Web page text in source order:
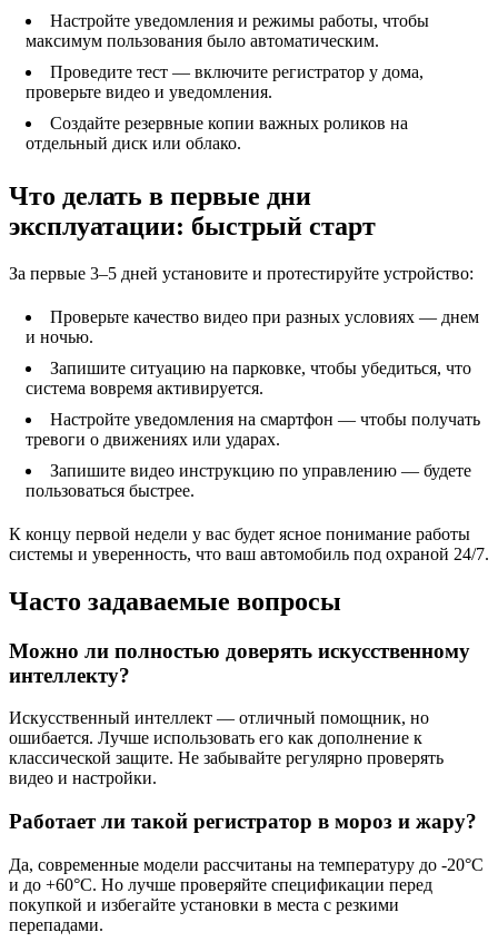
Настройте уведомления и режимы работы, чтобы
максимум пользования было автоматическим.
Проведите тест — включите регистратор у дома,
проверьте видео и уведомления.
Создайте резервные копии важных роликов на
отдельный диск или облако.
Что делать в первые дни
эксплуатации: быстрый старт
За первые 3–5 дней установите и протестируйте устройство:
Проверьте качество видео при разных условиях — днем
и ночью.
Запишите ситуацию на парковке, чтобы убедиться, что
система вовремя активируется.
Настройте уведомления на смартфон — чтобы получать
тревоги о движениях или ударах.
Запишите видео инструкцию по управлению — будете
пользоваться быстрее.
К концу первой недели у вас будет ясное понимание работы
системы и уверенность, что ваш автомобиль под охраной 24/7.
Часто задаваемые вопросы
Можно ли полностью доверять искусственному
интеллекту?
Искусственный интеллект — отличный помощник, но
ошибается. Лучше использовать его как дополнение к
классической защите. Не забывайте регулярно проверять
видео и настройки.
Работает ли такой регистратор в мороз и жару?
Да, современные модели рассчитаны на температуру до ‑20°C
и до +60°C. Но лучше проверяйте спецификации перед
покупкой и избегайте установки в места с резкими
перепадами.